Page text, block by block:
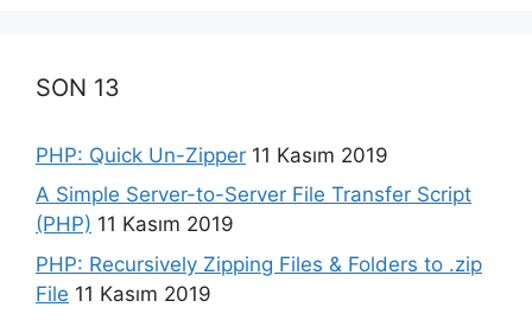
SON 13
PHP: Quick Un-Zipper 11 Kasım 2019
A Simple Server-to-Server File Transfer Script
(PHP) 11 Kasım 2019
PHP: Recursively Zipping Files & Folders to .zip
File 11 Kasım 2019